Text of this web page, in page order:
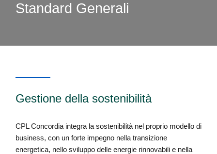
Standard Generali
Gestione della sostenibilità
CPL Concordia integra la sostenibilità nel proprio modello di
business, con un forte impegno nella transizione
energetica, nello sviluppo delle energie rinnovabili e nella